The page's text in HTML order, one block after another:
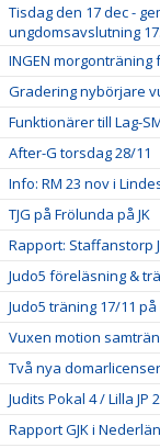
Tisdag den 17 dec -
ungdomsavslutning
INGEN morgonträning
Gradering nybörjare
Funktionärer till Lag-
After-G torsdag 28/11
Info: RM 23 nov i
TJG på Frölunda på JK
Rapport: Staffanstorp
Judo5 föreläsning &
Judo5 träning 17/11 på
Vuxen motion
Två nya
Judits Pokal 4 / Lilla JP 2
Rapport GJK i